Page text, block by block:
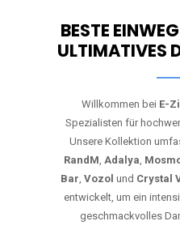
BESTE
ULTIMATIVES
Willkommen bei E-
Spezialisten für
Unsere Kollektion
RandM Adalya
Bar Vozol und Crystal
entwickelt, um ein
geschmackvolles